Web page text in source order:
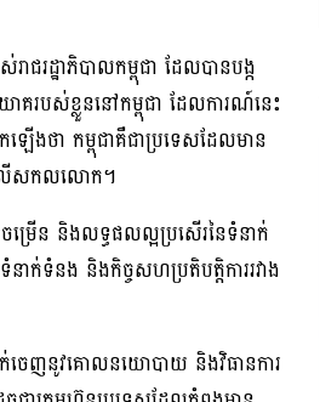
រដ្ឋាភិបាលកម្ពុជា ដែលបានបង្ក
របស់ខ្លួននៅកម្ពុជា ដែលការណ៍នេះ
ើងថា កម្ពុជាគឺជាប្រទេសដែលមាន
លើសកលលោក។
ម្រើន និងលទ្ធផលល្អប្រសើរនៃទំនាក់
ាក់ទំនង និងកិច្ចសហប្រតិបត្តិការរវាង
េញនូវគោលនយោបាយ និងវិធានការ